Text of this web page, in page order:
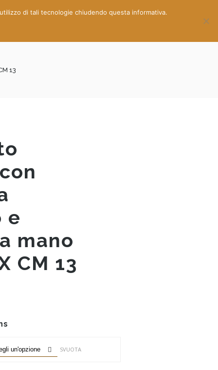
0
13
e
mano
CM 13
SVUOTA
di tali tecnologie chiudendo questa informativa.